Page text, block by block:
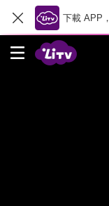
下載 APP